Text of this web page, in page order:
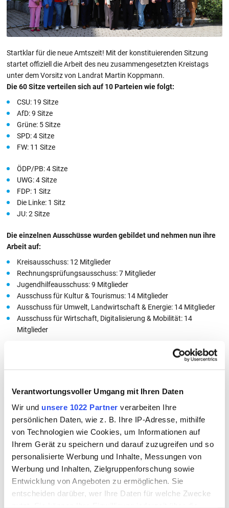
Verantwortungsvoller Umgang mit Ihren Daten
Wir und unsere 1022 Partner verarbeiten Ihre
persönlichen Daten, wie z. B. Ihre IP-Adresse, mithilfe
von Technologien wie Cookies, um Informationen auf
Ihrem Gerät zu speichern und darauf zuzugreifen und so
personalisierte Werbung und Inhalte, Messungen von
Werbung und Inhalten, Zielgruppenforschung sowie
Entwicklung von Angeboten zu ermöglichen. Sie
entscheiden darüber, wer Ihre Daten für welche Zwecke
Startklar für die neue Amtszeit! Mit der konstituierenden Sitzung
startet offiziell die Arbeit des neu zusammengesetzten Kreistags
unter dem Vorsitz von Landrat Martin Koppmann.
Die 60 Sitze verteilen sich auf 10 Parteien wie folgt:
CSU: 19 Sitze
AfD: 9 Sitze
Grüne: 5 Sitze
SPD: 4 Sitze
FW: 11 Sitze
ÖDP/PB: 4 Sitze
UWG: 4 Sitze
FDP: 1 Sitz
Die Linke: 1 Sitz
JU: 2 Sitze
Die einzelnen Ausschüsse wurden gebildet und nehmen nun ihre
Arbeit auf:
Kreisausschuss: 12 Mitglieder
Rechnungsprüfungsausschuss: 7 Mitglieder
Jugendhilfeausschuss: 9 Mitglieder
Ausschuss für Kultur & Tourismus: 14 Mitglieder
Ausschuss für Umwelt, Landwirtschaft & Energie: 14 Mitglieder
Ausschuss für Wirtschaft, Digitalisierung & Mobilität: 14
Mitglieder
von Landrat Martin Koppmann
bestimmt. Gewählt wurden als Stellvertretende Landrätin Anna Nagl
DieFraktionssprecher: Georg Thurmeier (CSU), Thomas Kinzkofer
(FW), Manfred Fischer (AfD), Larissa Hausberger (GRÜNE),
Benjamin Lettl (SPD), Christoph Brunner (UWG) und Sepp
Rettenbeck (ÖDP/PB)
Kreistagsinformationssystem und
Gremieninfo